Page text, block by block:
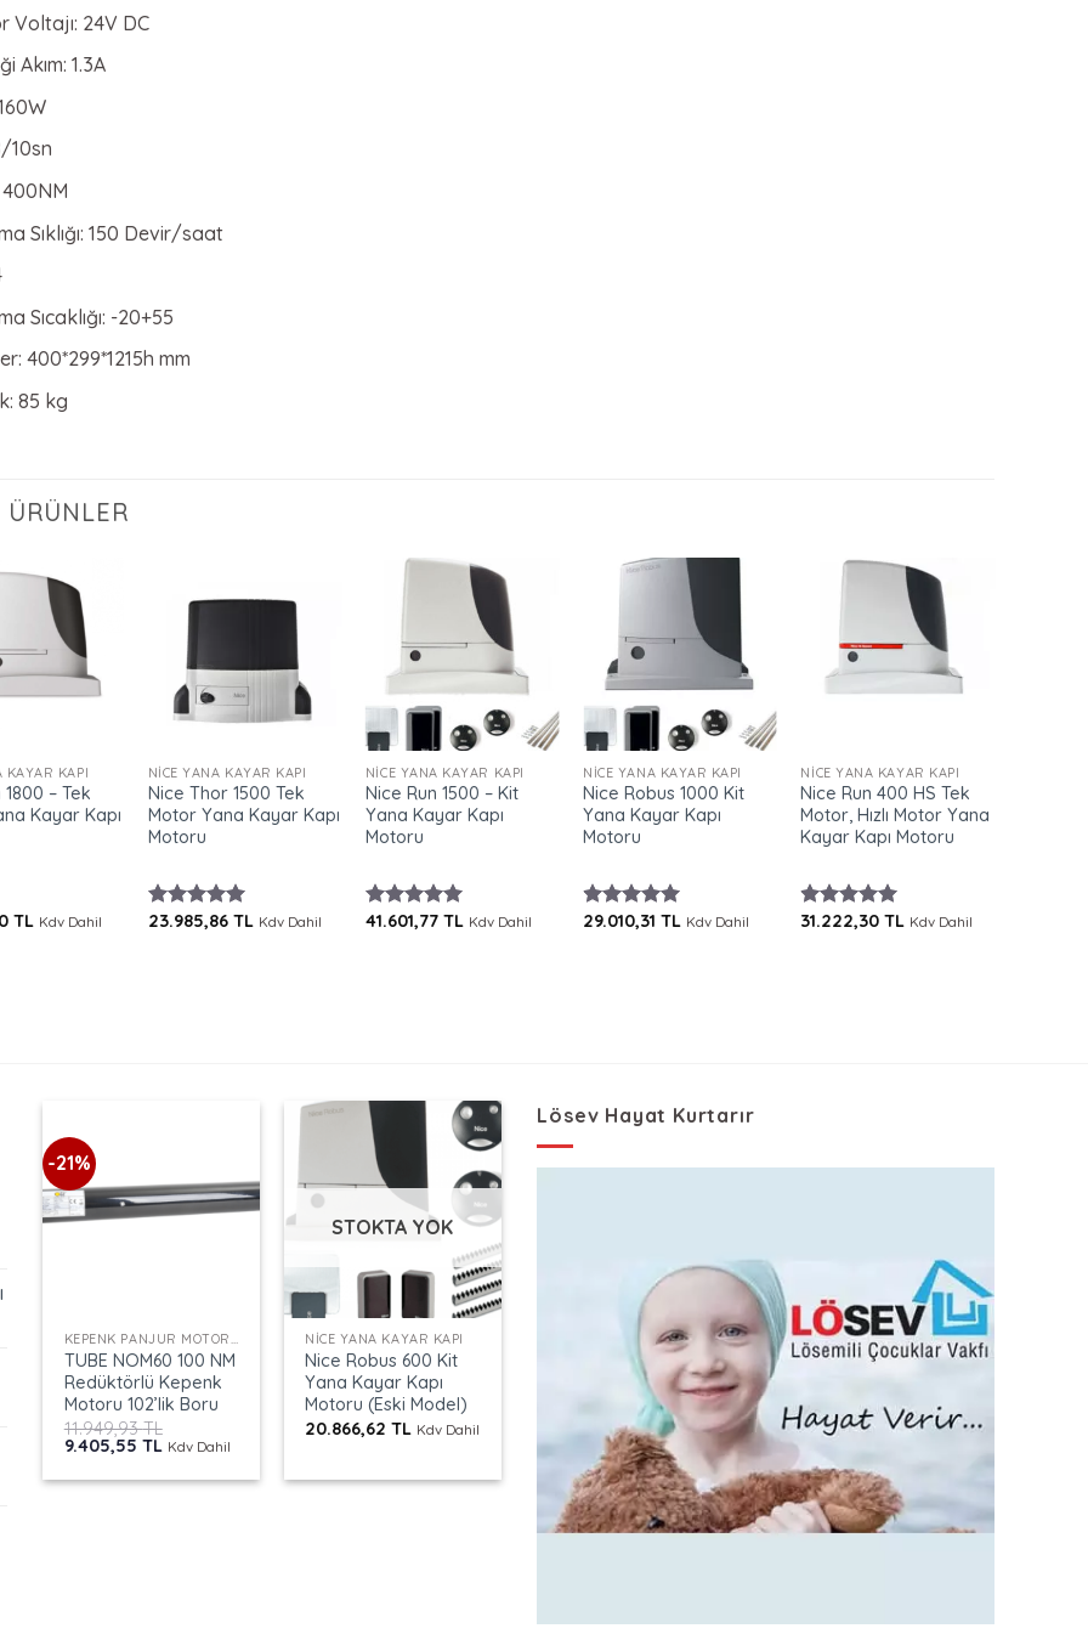
Voltajı: 24V DC
Akım: 1.3A
10sn
Sıklığı: 150 Devir/saat
Sıcaklığı: -20+55
400*299*1215h mm
85 kg
ÜRÜNLER
KAYAR KAPI
1800 – Tek
Kayar Kapı
TL Kdv Dahil
NICE YANA KAYAR KAPI
Nice Thor 1500 Tek
Motor Yana Kayar Kapı
Motoru
5 üzerinden
23.985,86 TL Kdv Dahil
NICE YANA KAYAR KAPI
Nice Run 1500 – Kit
Yana Kayar Kapı
Motoru
5 üzerinden
41.601,77 TL Kdv Dahil
NICE YANA KAYAR KAPI
Nice Robus 1000 Kit
Yana Kayar Kapı
Motoru
5 üzerinden
29.010,31TL Kdv Dahil
NICE YANA KAYAR KAPI
Nice Run 400 HS Tek
Motor, Hızlı Motor Yana
Kayar Kapı Motoru
5 üzerinden
31.222,30TL Kdv Dahil
-21%
KEPENK PANJUR MOTORLARI
TUBE NOM60 100 NM
Redüktörlü Kepenk
Motoru 102’lik Boru
11.949,93TL
Orijinal
11.949,93 TL.
9.405,55 TLŞu
fiyat:
Kdv Dahil
+
STOKTA YOK
NICE YANA KAYAR KAPI
Nice Robus 600 Kit
Yana Kayar Kapı
Motoru (Eski Model)
20.866,62TL Kdv Dahil
Lösev Hayat Kurtarır